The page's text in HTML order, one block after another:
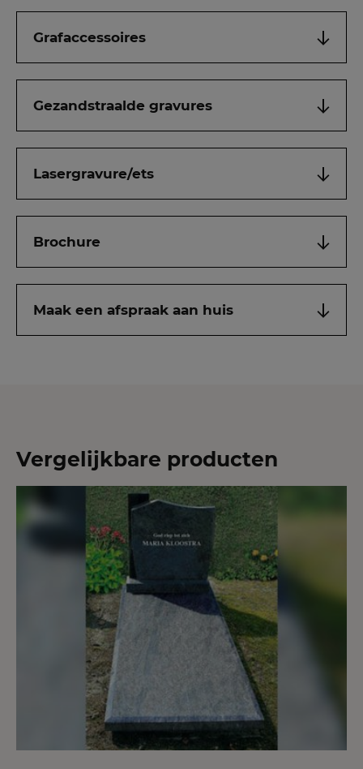
Grafaccessoires
Gezandstraalde gravures
Lasergravure/ets
Brochure
Maak een afspraak aan huis
Vergelijkbare producten